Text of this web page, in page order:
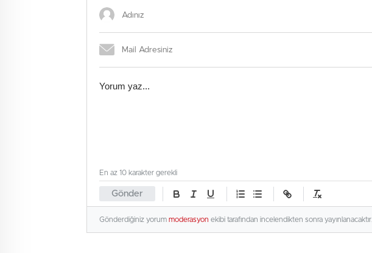
Gönder
En az 10 karakter gerekli
Gönderdiğiniz yorum moderasyon ekibi tarafından incelendikten sonra yayınlanacaktır.